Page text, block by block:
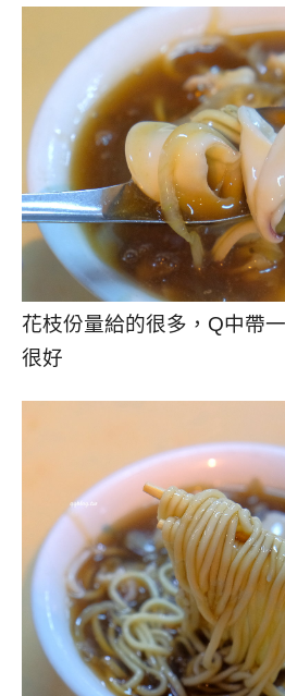
花枝份量給的很多，Q中帶
很好